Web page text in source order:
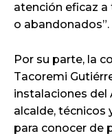
atención eficaz
o abandonados”.
Por su parte, la
Tacoremi
instalaciones del
alcalde, técnicos
para conocer de